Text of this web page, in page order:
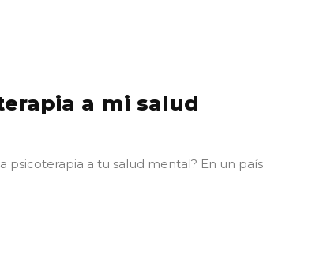
a mi salud
psicoterapia a tu salud mental? En un país